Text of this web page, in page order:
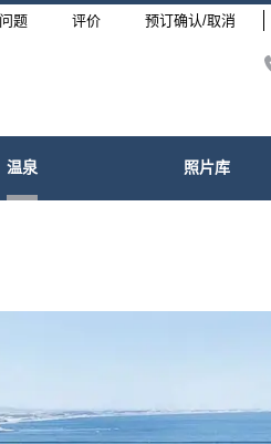
题 评价 预订确认/取消
温泉 照片库